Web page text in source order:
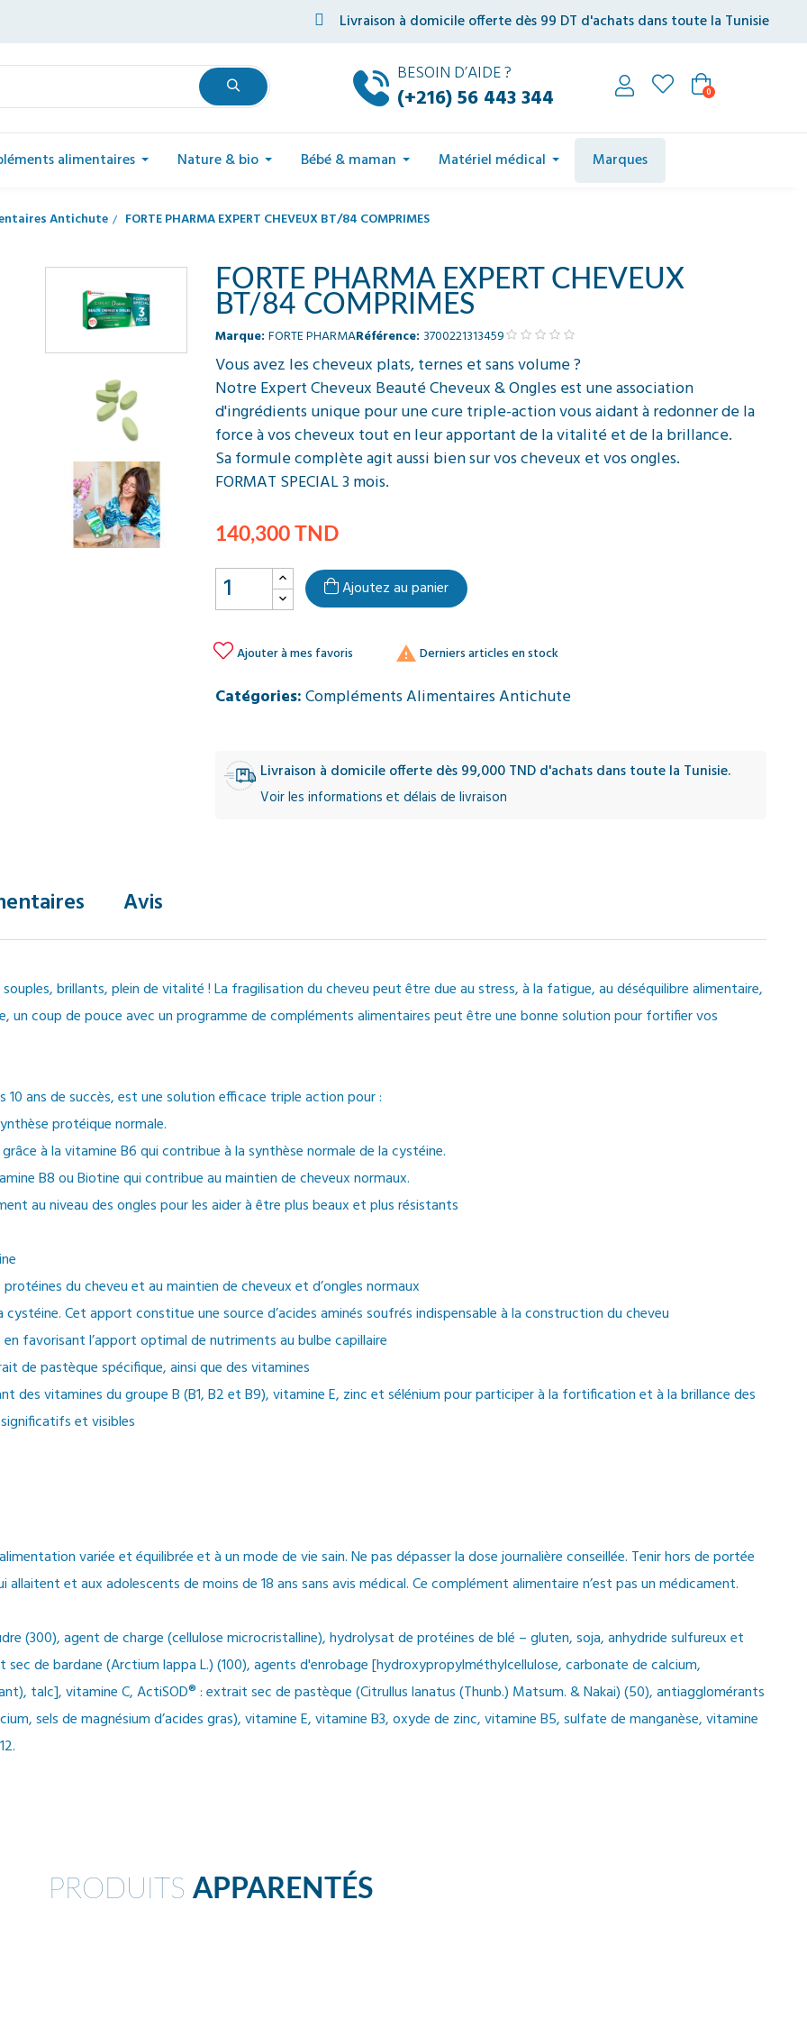
Livraison à domicile offerte dès 99 DT d'achats dans toute la Tunisie
BESOIN D’AIDE ?
(+216) 56 443 344 0
alimentaires Nature & bio Bébé & maman Matériel médical Marques
Antichute FORTE PHARMA EXPERT CHEVEUX BT/84 COMPRIMES
FORTE PHARMA EXPERT CHEVEUX
BT/84 COMPRIMES
Marque: FORTE PHARMARéférence: 3700221313459
Vous avez les cheveux plats, ternes et sans volume ?
Notre Expert Cheveux Beauté Cheveux & Ongles est une association
d'ingrédients unique pour une cure triple-action vous aidant à redonner de la
force à vos cheveux tout en leur apportant de la vitalité et de la brillance.
Sa formule complète agit aussi bien sur vos cheveux et vos ongles.
FORMAT SPECIAL 3 mois.
140,300 TND
Ajoutez au panier
Ajouter à mes favoris  Derniers articles en stock
Catégories:Compléments Alimentaires Antichute
Livraison à domicile offerte dès 99,000 TND d'achats dans toute la Tunisie.
Voir les informations et délais de livraison
Avis
brillants, plein de vitalité ! La fragilisation du cheveu peut être due au stress, à la fatigue, au déséquilibre alimentaire,
un coup de pouce avec un programme de compléments alimentaires peut être une bonne solution pour fortifier vos
ans de succès, est une solution efficace triple action pour :
protéique normale.
à la vitamine B6 qui contribue à la synthèse normale de la cystéine.
B8 ou Biotine qui contribue au maintien de cheveux normaux.
au niveau des ongles pour les aider à être plus beaux et plus résistants
du cheveu et au maintien de cheveux et d’ongles normaux
Cet apport constitue une source d’acides aminés soufrés indispensable à la construction du cheveu
favorisant l’apport optimal de nutriments au bulbe capillaire
de pastèque spécifique, ainsi que des vitamines
des vitamines du groupe B (B1, B2 et B9), vitamine E, zinc et sélénium pour participer à la fortification et à la brillance des
et visibles
variée et équilibrée et à un mode de vie sain. Ne pas dépasser la dose journalière conseillée. Tenir hors de portée
et aux adolescents de moins de 18 ans sans avis médical. Ce complément alimentaire n’est pas un médicament.
(300), agent de charge (cellulose microcristalline), hydrolysat de protéines de blé – gluten, soja, anhydride sulfureux et
de bardane (Arctium lappa L.) (100), agents d'enrobage [hydroxypropylméthylcellulose, carbonate de calcium,
talc], vitamine C, ActiSOD® : extrait sec de pastèque (Citrullus lanatus (Thunb.) Matsum. & Nakai) (50), antiagglomérants
sels de magnésium d’acides gras), vitamine E, vitamine B3, oxyde de zinc, vitamine B5, sulfate de manganèse, vitamine
PRODUITS APPARENTÉS